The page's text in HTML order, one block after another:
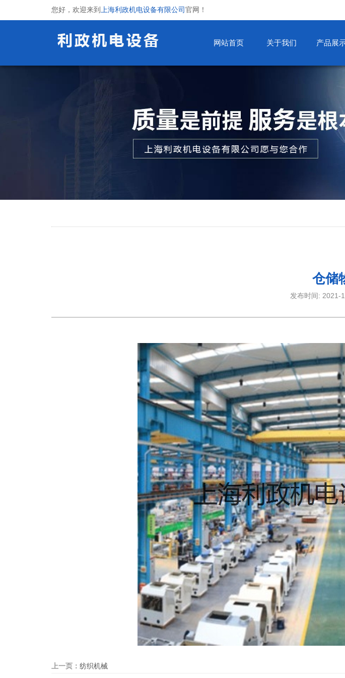
您好，欢迎来到 上海利政机电设备有限公司官网！
网站首页 关于我们 产品展
仓储
发布时间: 2021-
上一页： 纺织机械